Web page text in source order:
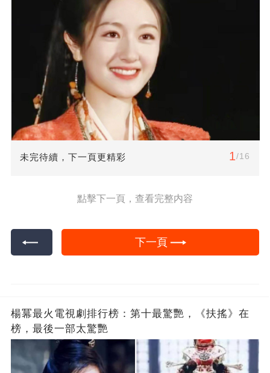
未完待續，下一頁更精彩 1/16
點擊下一頁，查看完整内容
下一頁
楊冪最火電視劇排行榜：第十最驚艷，《扶搖》在
榜，最後一部太驚艷